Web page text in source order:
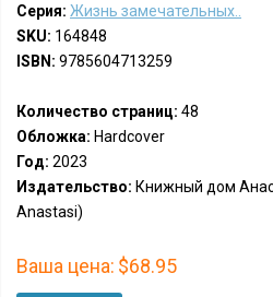
Серия: Жизнь замечательных..
SKU: 164848
ISBN: 9785604713259
Количество страниц: 48
Обложка: Hardcover
Год: 2023
Издательство: Книжный дом
Anastasi)
Ваша цена: $68.95